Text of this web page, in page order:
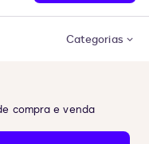
Categorias
compra e venda